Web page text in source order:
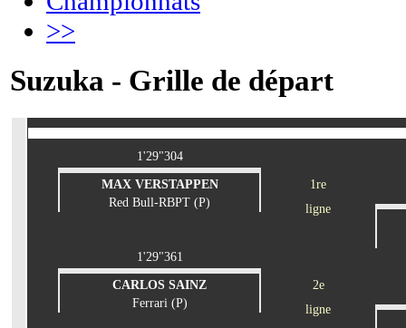
>>
Suzuka - Grille de départ
1'29"304
MAX VERSTAPPEN
Red Bull-RBPT (P)
1re
ligne
1'29"361
CARLOS SAINZ
Ferrari (P)
2e
ligne